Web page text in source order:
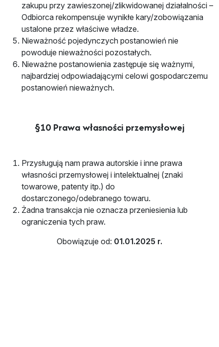
zakupu przy zawieszonej/zlikwidowanej działalności –
Odbiorca rekompensuje wynikłe kary/zobowiązania
ustalone przez właściwe władze.
Nieważność pojedynczych postanowień nie
powoduje nieważności pozostałych.
Nieważne postanowienia zastępuje się ważnymi,
najbardziej odpowiadającymi celowi gospodarczemu
postanowień nieważnych.
§10 Prawa własności przemysłowej
Przysługują nam prawa autorskie i inne prawa
własności przemysłowej i intelektualnej (znaki
towarowe, patenty itp.) do
dostarczonego/odebranego towaru.
Żadna transakcja nie oznacza przeniesienia lub
ograniczenia tych praw.
Obowiązuje od: 01.01.2025 r.